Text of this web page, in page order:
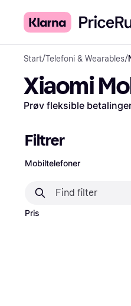
Start/Telefoni & Wearables/
Xiaomi
Prøv fleksible
Filtrer
Mobiltelefoner
Pris